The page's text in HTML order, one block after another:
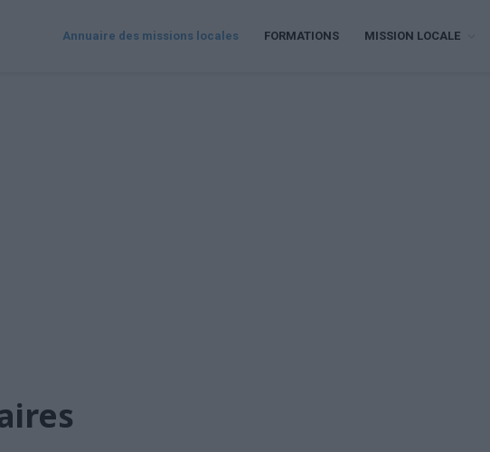
Annuaire des missions locales FORMATIONS MISSION LOCALE